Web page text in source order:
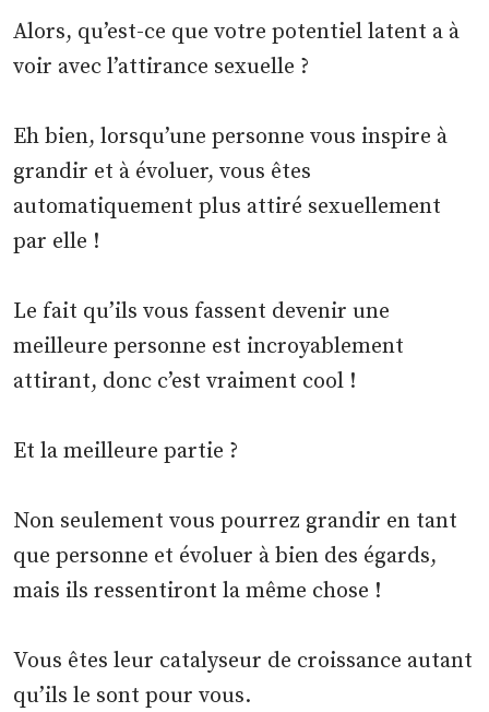
Alors, qu’est-ce que votre potentiel latent a à
voir avec l’attirance sexuelle ?
Eh bien, lorsqu’une personne vous inspire à
grandir et à évoluer, vous êtes
automatiquement plus attiré sexuellement
par elle !
Le fait qu’ils vous fassent devenir une
meilleure personne est incroyablement
attirant, donc c’est vraiment cool !
Et la meilleure partie ?
Non seulement vous pourrez grandir en tant
que personne et évoluer à bien des égards,
mais ils ressentiront la même chose !
Vous êtes leur catalyseur de croissance autant
qu’ils le sont pour vous.